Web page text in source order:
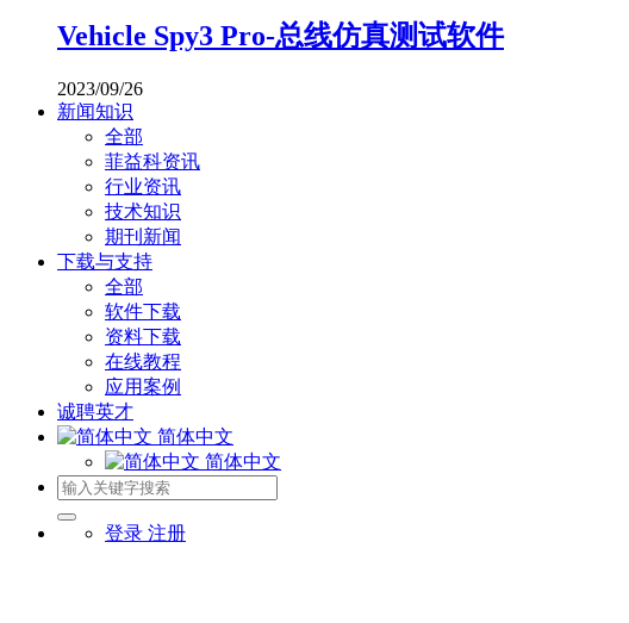
Vehicle Spy3 Pro-总线仿真测试软件
2023/09/26
新闻知识
全部
菲益科资讯
行业资讯
技术知识
期刊新闻
下载与支持
全部
软件下载
资料下载
在线教程
应用案例
诚聘英才
简体中文
简体中文
登录 注册